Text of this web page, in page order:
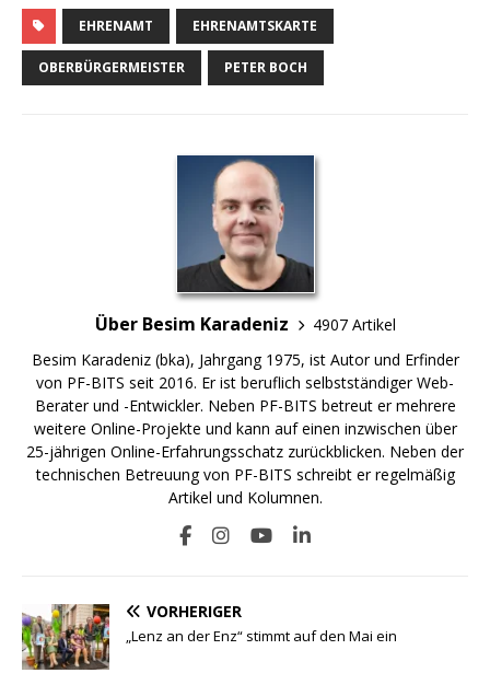
EHRENAMT EHRENAMTSKARTE
OBERBÜRGERMEISTER PETER BOCH
Über Besim Karadeniz
4907 Artikel
Besim Karadeniz (bka), Jahrgang 1975, ist Autor und Erfinder
von PF-BITS seit 2016. Er ist beruflich selbstständiger Web-
Berater und -Entwickler. Neben PF-BITS betreut er mehrere
weitere Online-Projekte und kann auf einen inzwischen über
25-jährigen Online-Erfahrungsschatz zurückblicken. Neben der
technischen Betreuung von PF-BITS schreibt er regelmäßig
Artikel und Kolumnen.
VORHERIGER
„Lenz an der Enz“ stimmt auf den Mai ein